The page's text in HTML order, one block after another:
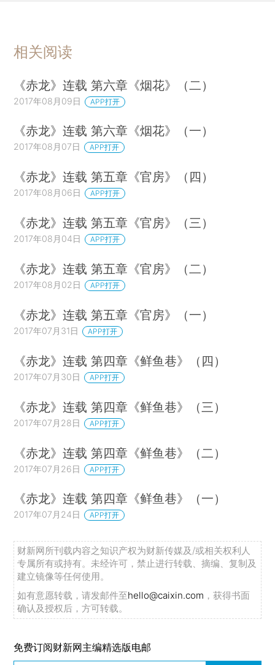
相关阅读
《赤龙》连载 第六章《烟花》（二）
2017年08月09日 APP打开
《赤龙》连载 第六章《烟花》（一）
2017年08月07日 APP打开
《赤龙》连载 第五章《官房》（四）
2017年08月06日 APP打开
《赤龙》连载 第五章《官房》（三）
2017年08月04日 APP打开
《赤龙》连载 第五章《官房》（二）
2017年08月02日 APP打开
《赤龙》连载 第五章《官房》（一）
2017年07月31日 APP打开
《赤龙》连载 第四章《鲜鱼巷》（四）
2017年07月30日 APP打开
《赤龙》连载 第四章《鲜鱼巷》（三）
2017年07月28日 APP打开
《赤龙》连载 第四章《鲜鱼巷》（二）
2017年07月26日 APP打开
《赤龙》连载 第四章《鲜鱼巷》（一）
2017年07月24日 APP打开
财新网所刊载内容之知识产权为财新传媒及/或相关权利人
专属所有或持有。未经许可，禁止进行转载、摘编、复制及
建立镜像等任何使用。
如有意愿转载，请发邮件至hello@caixin.com ，获得书面
确认及授权后，方可转载。
免费订阅财新网主编精选版电邮